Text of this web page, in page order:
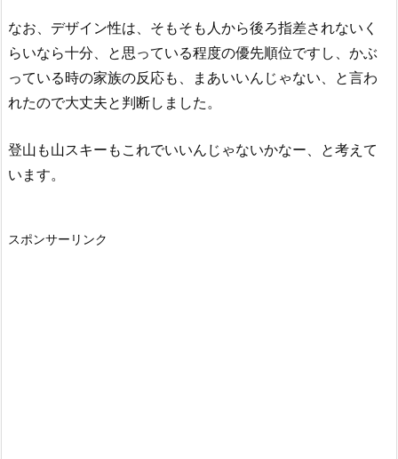
なお、デザイン性は、そもそも人から後ろ指差されないく
らいなら十分、と思っている程度の優先順位ですし、かぶ
っている時の家族の反応も、まあいいんじゃない、と言わ
れたので大丈夫と判断しました。
登山も山スキーもこれでいいんじゃないかなー、と考えて
います。
スポンサーリンク